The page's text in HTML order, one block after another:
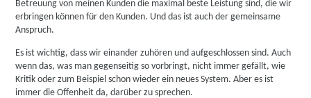
Betreuung von meinen Kunden die maximal beste Leistung sind, die wir
erbringen können für den Kunden. Und das ist auch der gemeinsame
Anspruch.
Es ist wichtig, dass wir einander zuhören und aufgeschlossen sind. Auch
wenn das, was man gegenseitig so vorbringt, nicht immer gefällt, wie
Kritik oder zum Beispiel schon wieder ein neues System. Aber es ist
immer die Offenheit da, darüber zu sprechen.